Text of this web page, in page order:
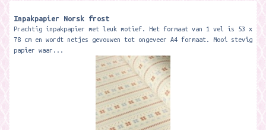
Inpakpapier Norsk frost
Prachtig inpakpapier met leuk motief. Het formaat van 1 vel is 53 x
78 cm en wordt netjes gevouwen tot ongeveer A4 formaat. Mooi stevig
papier waar...